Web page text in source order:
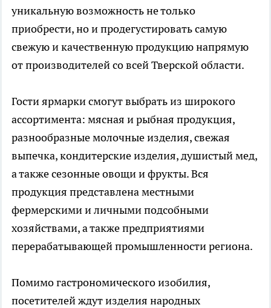
уникальную возможность не только
приобрести, но и продегустировать самую
свежую и качественную продукцию напрямую
от производителей со всей Тверской области.
Гости ярмарки смогут выбрать из широкого
ассортимента: мясная и рыбная продукция,
разнообразные молочные изделия, свежая
выпечка, кондитерские изделия, душистый мед,
а также сезонные овощи и фрукты. Вся
продукция представлена местными
фермерскими и личными подсобными
хозяйствами, а также предприятиями
перерабатывающей промышленности региона.
Помимо гастрономического изобилия,
посетителей ждут изделия народных